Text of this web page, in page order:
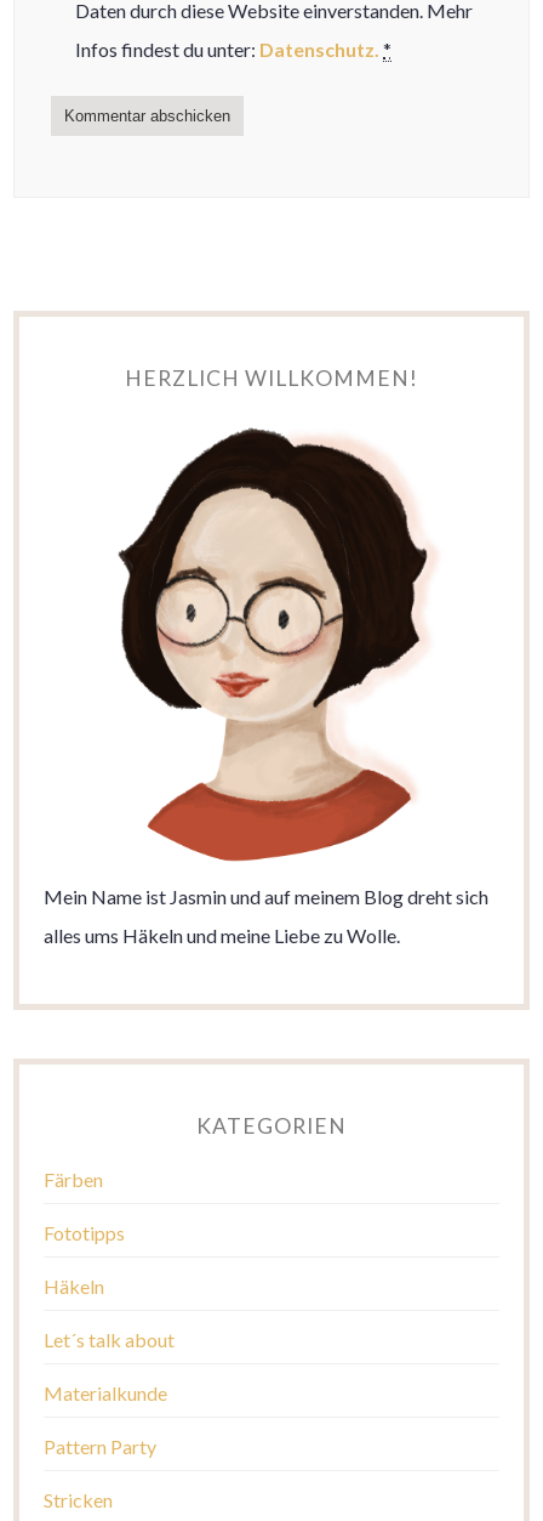
Daten durch diese Website einverstanden. Mehr
Infos findest du unter: Datenschutz. *
HERZLICH WILLKOMMEN!
Mein Name ist Jasmin und auf meinem Blog dreht sich
alles ums Häkeln und meine Liebe zu Wolle.
KATEGORIEN
Färben
Fototipps
Häkeln
Let´s talk about
Materialkunde
Pattern Party
Stricken